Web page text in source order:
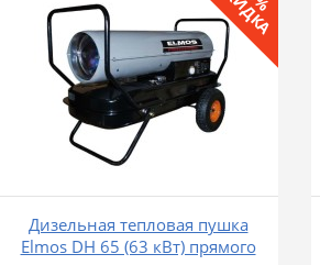
Дизельная тепловая пушка
Elmos DH 65 (63 кВт) прямого